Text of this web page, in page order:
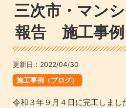
三次市・マン
報告 施工事例
更新日： 2022/04/30
施工事例（ブログ）
令和３年９月４日に完工しまし